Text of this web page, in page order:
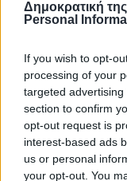
Δημοκρατική
Personal
If you wish to opt-
processing of your
targeted
section to confirm
opt-out request is
interest-based ads
us or personal
your opt-out. You